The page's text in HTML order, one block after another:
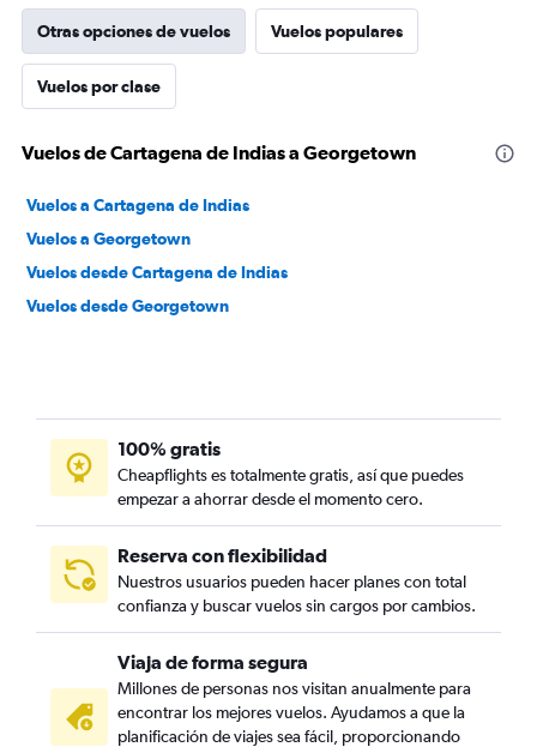
Otras opciones de vuelos Vuelos populares
Vuelos por clase
Vuelos de Cartagena de Indias a Georgetown
Vuelos a Cartagena de Indias
Vuelos a Georgetown
Vuelos desde Cartagena de Indias
Vuelos desde Georgetown
100% gratis
Cheapflights es totalmente gratis, así que puedes
empezar a ahorrar desde el momento cero.
Reserva con flexibilidad
Nuestros usuarios pueden hacer planes con total
confianza y buscar vuelos sin cargos por cambios.
Viaja de forma segura
Millones de personas nos visitan anualmente para
encontrar los mejores vuelos. Ayudamos a que la
planificación de viajes sea fácil, proporcionando